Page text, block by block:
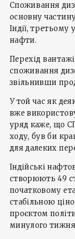
Споживання
основну
Індії, третьому
нафти.
Перехід
споживання
звільнивши
У той час як
вже
уряд каже, що
ходу, був би
для далеких
Індійські
створюють 49
початковому
стабільною
проєктом
минулого